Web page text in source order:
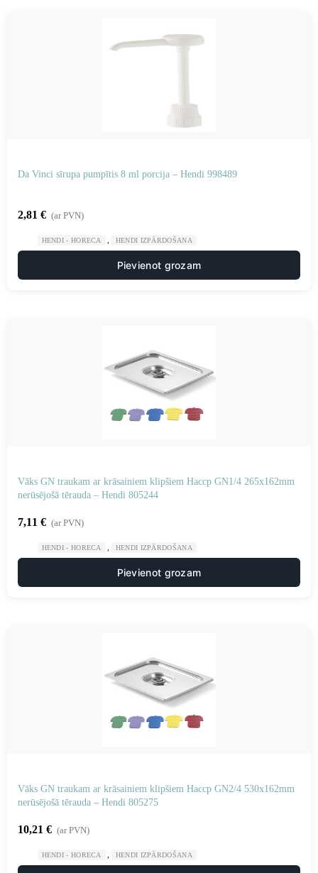
Da Vinci sīrupa pumpītis 8 ml porcija – Hendi 998489
2,81 € (ar PVN)
HENDI - HORECA HENDI IZPĀRDOŠANA
Pievienot grozam
Vāks GN traukam ar krāsainiem klipšiem Haccp GN1/4 265x162mm
nerūsējošā tērauda – Hendi 805244
7,11 € (ar PVN)
HENDI - HORECA HENDI IZPĀRDOŠANA
Pievienot grozam
Vāks GN traukam ar krāsainiem klipšiem Haccp GN2/4 530x162mm
nerūsējošā tērauda – Hendi 805275
10,21 € (ar PVN)
HENDI - HORECA HENDI IZPĀRDOŠANA